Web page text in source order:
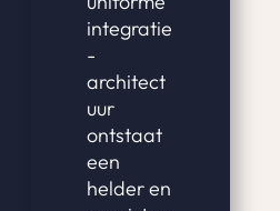
integratie
-
architect
uur
ontstaat
een
helder en